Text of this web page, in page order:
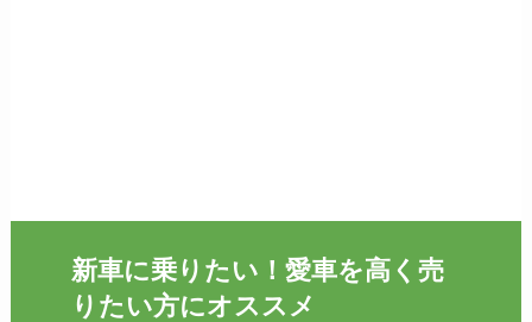
新車に乗りたい！愛車を高く売
りたい方にオススメ